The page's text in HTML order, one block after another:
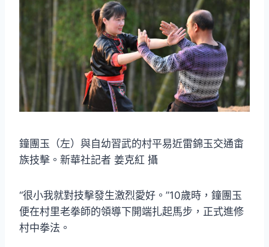
鐘團玉（左）與自幼習武的村平易近雷錦玉交通畬
族技擊。新華社記者 姜克紅 攝
“很小我就對技擊發生激烈愛好。”10歲時，鐘團玉
便在村里老拳師的領導下開端扎起馬步，正式進修
村中拳法。